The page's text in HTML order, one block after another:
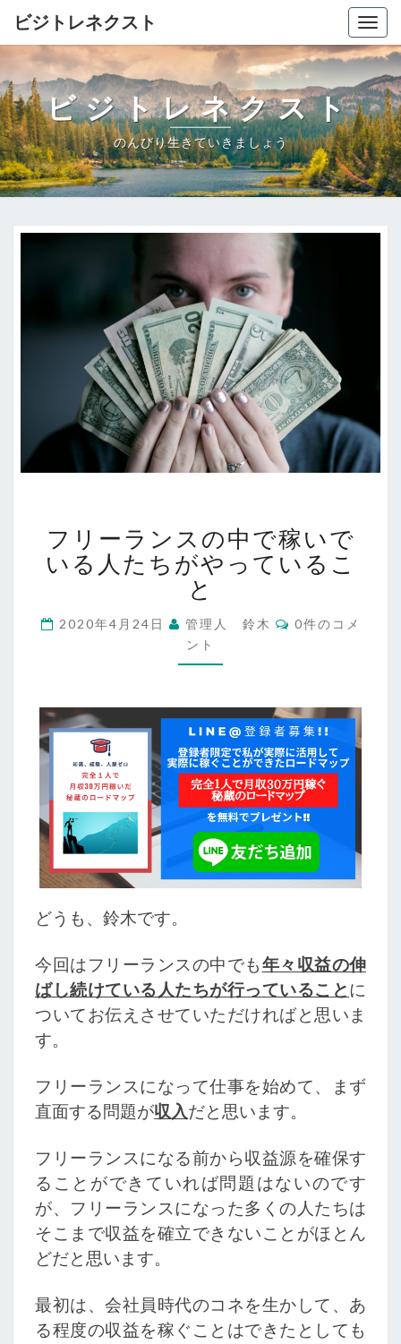
ビジトレネクスト
ビジトレネクスト
のんびり生きていきましょう
リ
ー
ラ
ン
ス
の
中
い
で
い
る
人
た
ち
が
や
っ
こ
と
フリーランスの中で稼いで
いる人たちがやっているこ
と
2020年4月24日 管理人 鈴木
コ
メ
0件のコメ
ント
どうも、鈴木です。
今回はフリーランスの中でも年々収益の伸
ばし続けている人たちが行っていることに
ついてお伝えさせていただければと思いま
す。
フリーランスになって仕事を始めて、まず
直面する問題が収入だと思います。
フリーランスになる前から収益源を確保す
ることができていれば問題はないのです
が、フリーランスになった多くの人たちは
そこまで収益を確立できないことがほとん
どだと思います。
最初は、会社員時代のコネを生かして、あ
る程度の収益を稼ぐことはできたとしても